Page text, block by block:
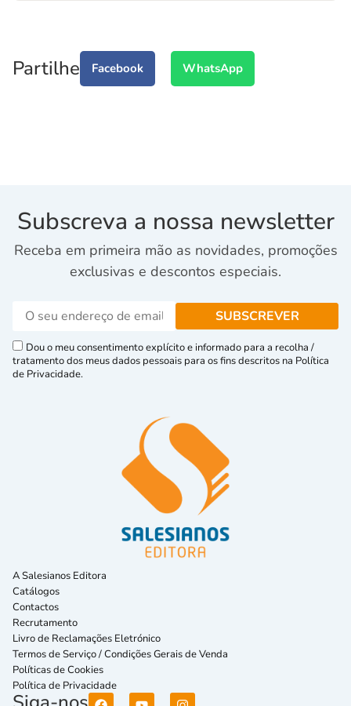
Partilhe Facebook WhatsApp
Subscreva a nossa newsletter
Receba em primeira mão as novidades, promoções
exclusivas e descontos especiais.
Dou o meu consentimento explícito e informado para a recolha /
tratamento dos meus dados pessoais para os fins descritos na Política
de Privacidade.
A Salesianos Editora
Catálogos
Contactos
Recrutamento
Livro de Reclamações Eletrónico
Termos de Serviço / Condições Gerais de Venda
Políticas de Cookies
Política de Privacidade